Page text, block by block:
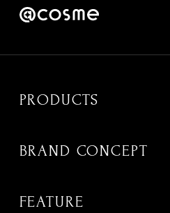
PRODUCTS
BRAND CONCEPT
FEATURE